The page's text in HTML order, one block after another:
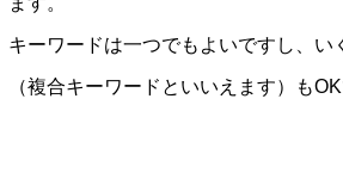
キーワードは一つでもよいですし、い
（複合キーワードといいえます）もOK